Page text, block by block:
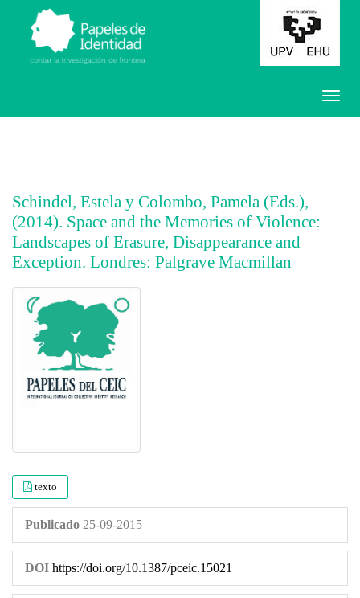
Schindel, Estela y Colombo, Pamela (Eds.),
(2014). Space and the Memories of Violence:
Landscapes of Erasure, Disappearance and
Exception. Londres: Palgrave Macmillan
##plugins.themes.bootstrap3.article.main##
texto
Publicado 25-09-2015
DOI https://doi.org/10.1387/pceic.15021